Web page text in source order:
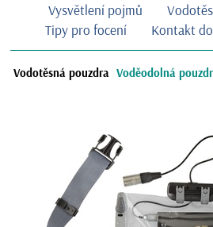
Vysvětlení pojmů
Tipy pro focení
Kontakt
Vodotěsná pouzdra Voděodolná